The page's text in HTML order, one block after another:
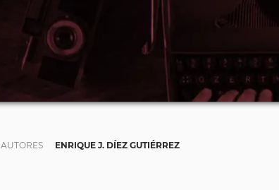
AUTORES ENRIQUE J. DÍEZ GUTIÉRREZ